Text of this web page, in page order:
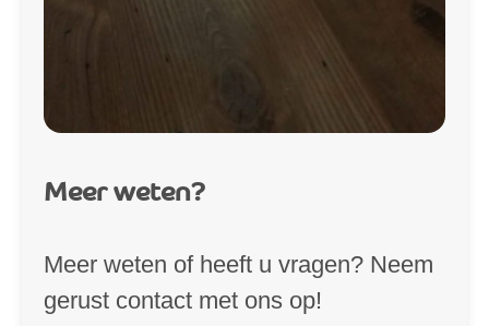
Meer weten?
Meer weten of heeft u vragen? Neem
gerust contact met ons op!